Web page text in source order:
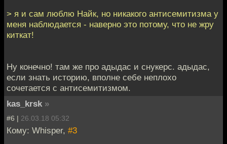
> я и сам люблю Найк, но никакого антисемитизма у
меня наблюдается - наверно это потому, что не жру
киткат!
Ну конечно! там же про адыдас и снукерс. адыдас,
если знать историю, вполне себе неплохо
сочетается с антисемитизмом.
kas_krsk »
#6 | 26.03.18 05:32
Кому: Whisper, #3